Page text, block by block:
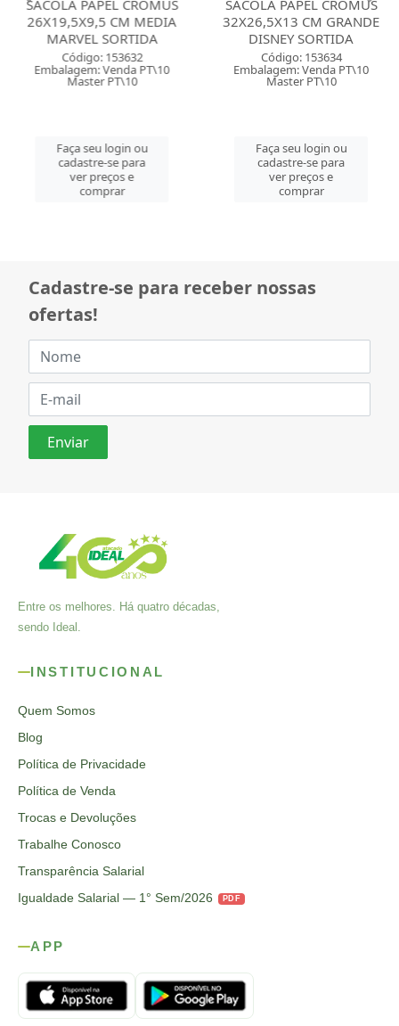
SACOLA PAPEL CROMUS
26X19,5X9,5 CM MEDIA
MARVEL SORTIDA
Código: 153632
Embalagem: Venda PT\10
Master PT\10
Faça seu login ou
cadastre-se para
ver preços e
comprar
SACOLA PAPEL CROMUS
32X26,5X13 CM GRANDE
DISNEY SORTIDA
Código: 153634
Embalagem: Venda PT\10
Master PT\10
Faça seu login ou
cadastre-se para
ver preços e
comprar
Cadastre-se para receber nossas
ofertas!
Entre os melhores. Há quatro décadas,
sendo Ideal.
INSTITUCIONAL
Quem Somos
Blog
Política de Privacidade
Política de Venda
Trocas e Devoluções
Trabalhe Conosco
Transparência Salarial
Igualdade Salarial — 1° Sem/2026
PDF
APP